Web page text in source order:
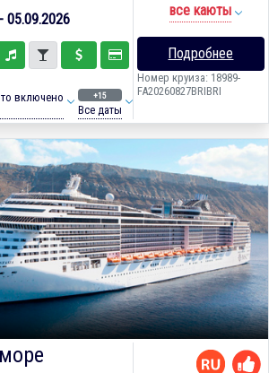
05.09.2026
включено +15
Все даты
все каюты
Подробнее
Номер круиза: 18989-
FA20260827BRIBRI